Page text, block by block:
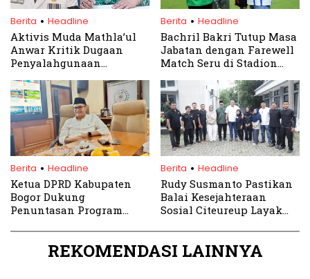
Berita . Headline
Aktivis Muda Mathla’ul
Anwar Kritik Dugaan
Penyalahgunaan
Bogor
Berita . Headline
Bachril Bakri Tutup Masa
Jabatan dengan Farewell
Match Seru di Stadion
Berita . Headline
Ketua DPRD Kabupaten
Bogor Dukung
Penuntasan Program
Berita . Headline
Rudy Susmanto Pastikan
Balai Kesejahteraan
Sosial Citeureup Layak
REKOMENDASI LAINNYA